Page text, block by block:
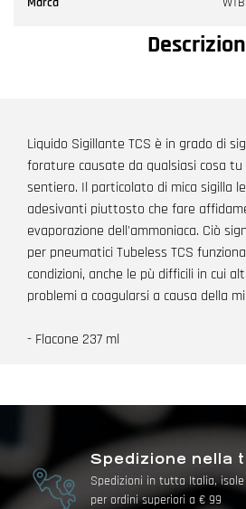
Liquido Sigillante TCS è in grado di
forature causate da qualsiasi cosa
sentiero. Il particolato di mica sigilla
adesivanti piuttosto che fare
evaporazione dell'ammoniaca. Ciò
per pneumatici Tubeless TCS
condizioni, anche le pù difficili in cui
problemi a coagularsi a causa della
- Flacone 237 ml
Spedizione nella
Spedizioni in tutta Italia,
per ordini superiori a € 99